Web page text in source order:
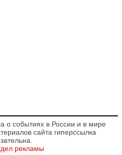
о событиях в России и в мире
сайта гиперссылка
рекламы